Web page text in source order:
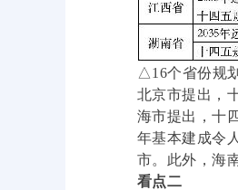
△16个省份规
北京市提出，
海市提出，十
年基本建成令
市。此外，海
看点二